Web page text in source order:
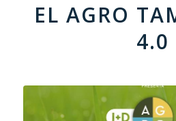
EL AGRO
4.0